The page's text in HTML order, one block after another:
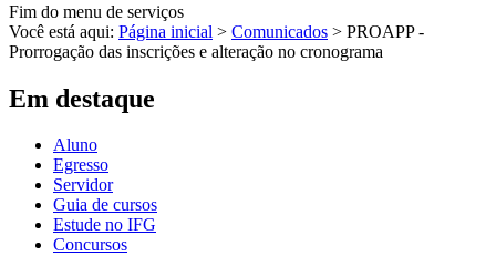
Fim do menu de serviços
Você está aqui: Página inicial > Comunicados > PROAPP -
Prorrogação das inscrições e alteração no cronograma
Em destaque
Aluno
Egresso
Servidor
Guia de cursos
Estude no IFG
Concursos